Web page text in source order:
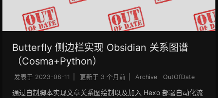
Butterfly 侧边栏实现 Obsidian 关系图谱
（Cosma+Python）
发表于 2023-08-11 更新于 3 个月前 Archive OutOfDate
通过自制脚本实现文章关系图绘制以及加入 Hexo 部署自动化流